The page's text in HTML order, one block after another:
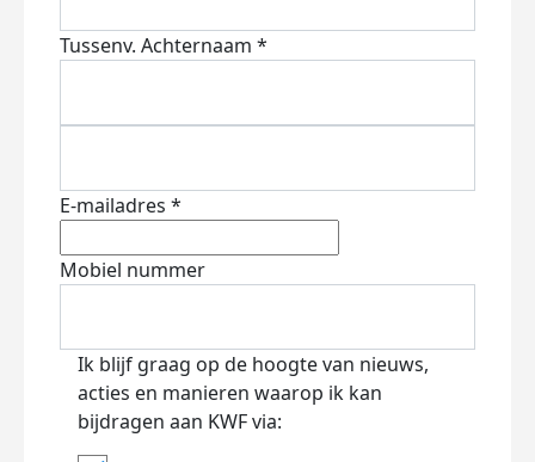
Tussenv. Achternaam *
E-mailadres *
Mobiel nummer
Ik blijf graag op de hoogte van nieuws,
acties en manieren waarop ik kan
bijdragen aan KWF via: